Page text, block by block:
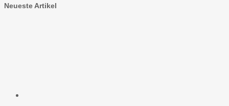
Neueste Artikel